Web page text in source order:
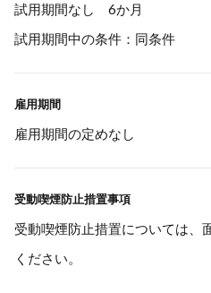
試用期間なし 6か月
試用期間中の条件：同条件
雇用期間
雇用期間の定めなし
受動喫煙防止措置事項
受動喫煙防止措置については、
ください。